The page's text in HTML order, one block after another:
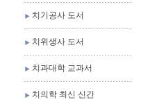
치기공사 도서
치위생사 도서
치과대학 교과서
치의학 최신 신간